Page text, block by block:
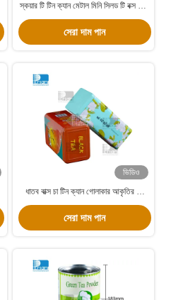
স্কয়ার টি টিন ক্যান মেটাল মিনি সিলড টি বক্স টিন
টিনবক্স
সেরা দাম পান
ভিডিও
ধাতব বাক্স চা টিন ক্যান গোলাকার আকৃতির চা
স্টোরেজ টিন কফি প্যাকেজিং জন্য
সেরা দাম পান